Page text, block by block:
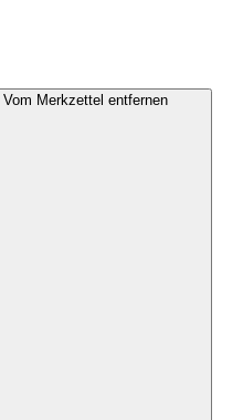
Vom Merkzettel entfernen